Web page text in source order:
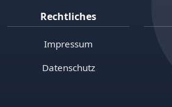
Rechtliches
Impressum
Datenschutz